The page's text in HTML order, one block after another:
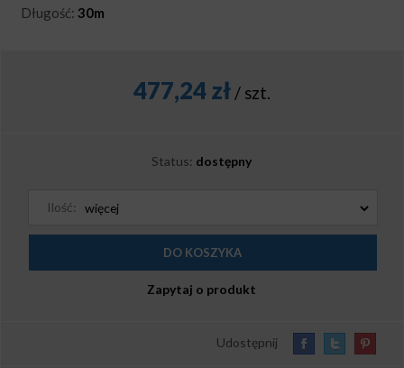
Długość:30m
477,24zł/ szt.
Status: dostępny
Ilość:
Zapytaj o produkt
Udostępnij